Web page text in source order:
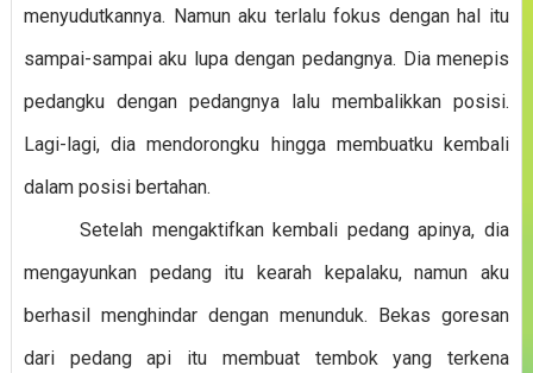
menyudutkannya. Namun aku terlalu fokus dengan hal itu
sampai-sampai aku lupa dengan pedangnya. Dia menepis
pedangku dengan pedangnya lalu membalikkan posisi.
Lagi-lagi, dia mendorongku hingga membuatku kembali
dalam posisi bertahan.
Setelah mengaktifkan kembali pedang apinya, dia
mengayunkan pedang itu kearah kepalaku, namun aku
berhasil menghindar dengan menunduk. Bekas goresan
dari pedang api itu membuat tembok yang terkena